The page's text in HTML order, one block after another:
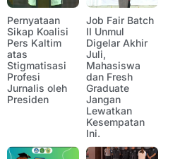
Pernyataan
Sikap Koalisi
Pers Kaltim
atas
Stigmatisasi
Profesi
Jurnalis oleh
Presiden
Job Fair Batch
II Unmul
Digelar Akhir
Juli,
Mahasiswa
dan Fresh
Graduate
Jangan
Lewatkan
Kesempatan
Ini.